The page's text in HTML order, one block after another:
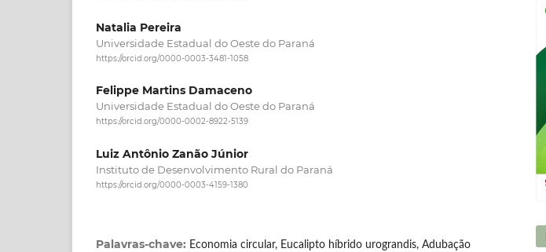
Natalia Pereira
Universidade Estadual do Oeste do Paraná
https://orcid.org/0000-0003-3481-1058
Felippe Martins Damaceno
Universidade Estadual do Oeste do Paraná
https://orcid.org/0000-0002-8922-5139
Luiz Antônio Zanão Júnior
Instituto de Desenvolvimento Rural do Paraná
https://orcid.org/0000-0003-4159-1380
Palavras-chave: Economia circular, Eucalipto híbrido urograndis, Adubação